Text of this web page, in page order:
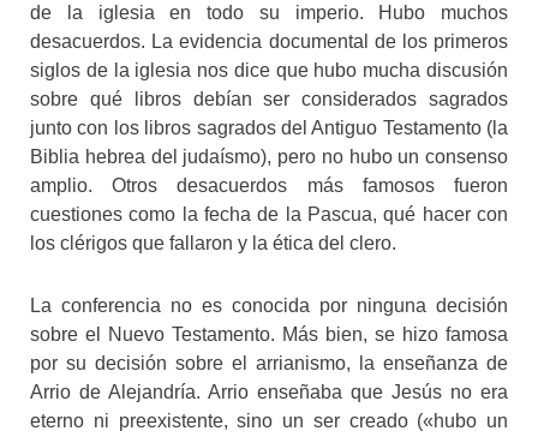
de la iglesia en todo su imperio. Hubo muchos
desacuerdos. La evidencia documental de los primeros
siglos de la iglesia nos dice que hubo mucha discusión
sobre qué libros debían ser considerados sagrados
junto con los libros sagrados del Antiguo Testamento (la
Biblia hebrea del judaísmo), pero no hubo un consenso
amplio. Otros desacuerdos más famosos fueron
cuestiones como la fecha de la Pascua, qué hacer con
los clérigos que fallaron y la ética del clero.
La conferencia no es conocida por ninguna decisión
sobre el Nuevo Testamento. Más bien, se hizo famosa
por su decisión sobre el arrianismo, la enseñanza de
Arrio de Alejandría. Arrio enseñaba que Jesús no era
eterno ni preexistente, sino un ser creado («hubo un